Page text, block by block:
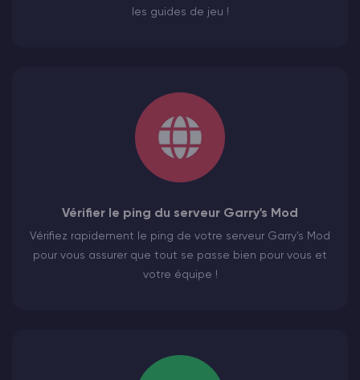
les guides de jeu !
Vérifier le ping du serveur Garry's Mod
Vérifiez rapidement le ping de votre serveur Garry's Mod
pour vous assurer que tout se passe bien pour vous et
votre équipe !